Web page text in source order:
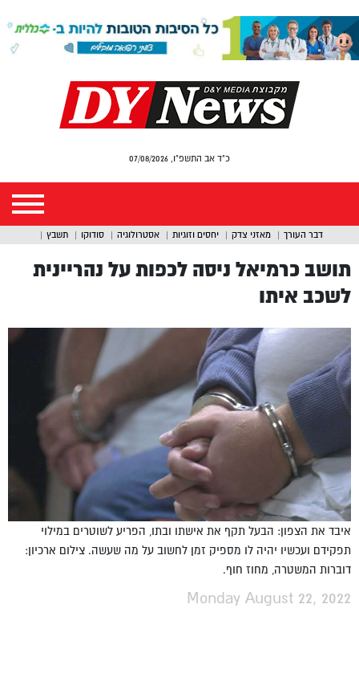
כ"ד אב התשפ"ו, 07/08/2026
דבר העורך מאזני צדק יחסים וזוגיות אסטרולוגיה סודוקו תשבץ
תושב כרמיאל ניסה לכפות על נהריינית
לשכב איתו
איבד את הצפון: הבעל תקף את אישתו ובתו, הפריע לשוטרים במילוי
תפקידם ועכשיו יהיה לו מספיק זמן לחשוב על מה שעשה. צילום ארכיון:
דוברות המשטרה, מחוז חוף.
Monday August 22, 2022